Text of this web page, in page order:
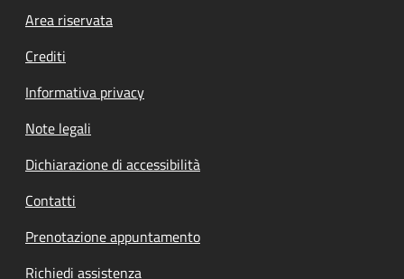
Footer menu
Area riservata
Crediti
Informativa privacy
Note legali
Dichiarazione di accessibilità
Contatti
Prenotazione appuntamento
Richiedi assistenza